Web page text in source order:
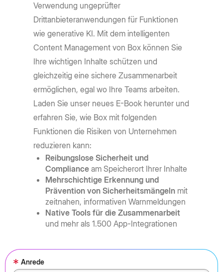
Verwendung ungeprüfter
Drittanbieteranwendungen für Funktionen
wie generative KI. Mit dem intelligenten
Content Management von Box können Sie
Ihre wichtigen Inhalte schützen und
gleichzeitig eine sichere Zusammenarbeit
ermöglichen, egal wo Ihre Teams arbeiten.
Laden Sie unser neues E-Book herunter und
erfahren Sie, wie Box mit folgenden
Funktionen die Risiken von Unternehmen
reduzieren kann:
Reibungslose Sicherheit und
Compliance am Speicherort Ihrer Inhalte
Mehrschichtige Erkennung und
Prävention von Sicherheitsmängeln mit
zeitnahen, informativen Warnmeldungen
Native Tools für die Zusammenarbeit
und mehr als 1.500 App-Integrationen
* Anrede